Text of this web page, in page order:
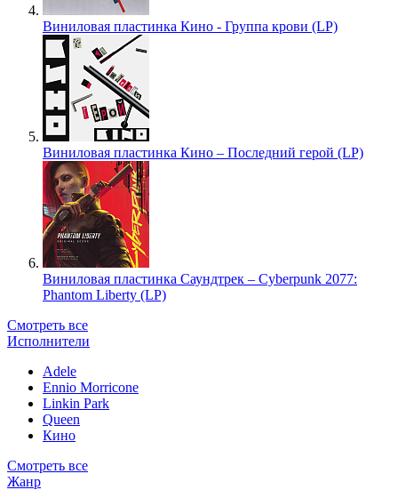
Виниловая пластинка Кино - Группа крови (LP)
Виниловая пластинка Кино – Последний герой (LP)
Виниловая пластинка Саундтрек – Cyberpunk 2077:
Phantom Liberty (LP)
Смотреть все
Исполнители
Adele
Ennio Morricone
Linkin Park
Queen
Кино
Смотреть все
Жанр